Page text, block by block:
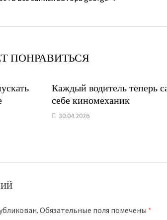
ПОНРАВИТЬСЯ
Каждый водитель теперь
себе киномеханик
30.04.2026
Обязательные поля помечены *